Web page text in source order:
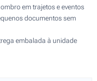
em trajetos e eventos
documentos sem
embalada à unidade